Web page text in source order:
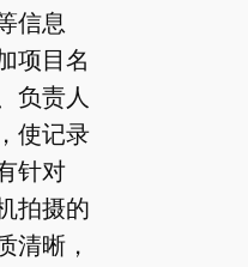
信息
项目名
负责人
使记录
针对
拍摄的
清晰，